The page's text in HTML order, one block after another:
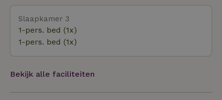
Slaapkamer 3
1-pers. bed (1x)
1-pers. bed (1x)
Bekijk alle faciliteiten